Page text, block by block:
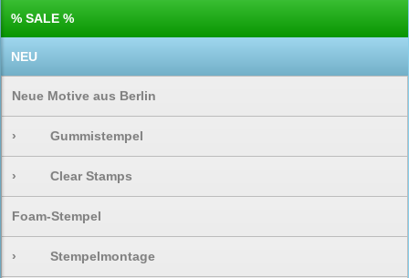
% SALE %
NEU
Neue Motive aus Berlin
› Gummistempel
› Clear Stamps
Foam-Stempel
› Stempelmontage